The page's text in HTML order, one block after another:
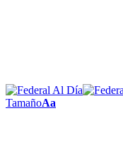
TamañoAa